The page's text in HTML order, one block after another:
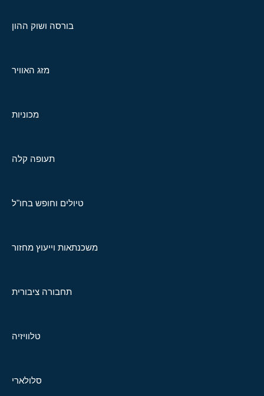
בורסה ושוק ההון
מזג האוויר
מכוניות
תעופה קלה
טיולים וחופש בחו"ל
משכנתאות וייעוץ מחזור
תחבורה ציבורית
טלוויזיה
סלולארי